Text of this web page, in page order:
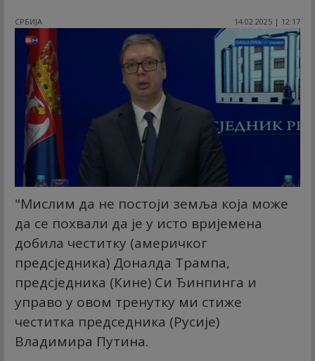
СРБИЈА 14.02.2025 | 12:17
"Мислим да не постоји земља која може
да се похвали да је у исто вријемена
добила честитку (америчког
предсједника) Доналда Трампа,
предсједника (Кине) Си Ђинпинга и
управо у овом тренутку ми стиже
честитка председника (Русије)
Владимира Путина.